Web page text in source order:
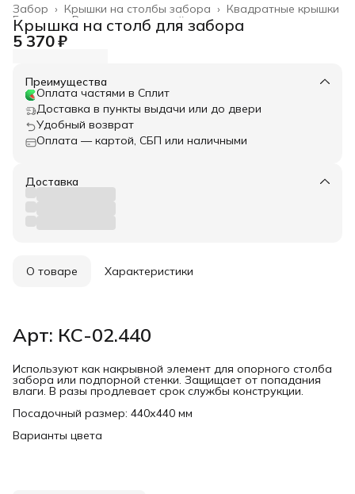
Квадратные крышки
Крышки на столбы забора ›
Забор ›
Весь архитектурный декор ›
Главная ›
Крышка на столб для забора
5 370 ₽
Преимущества
Оплата частями в Сплит
Доставка в пункты выдачи или до двери
Удобный возврат
Оплата — картой, СБП или наличными
Доставка
О товаре Характеристики
Арт: КС-02.440
Используют как накрывной элемент для опорного столба
забора или подпорной стенки. Защищает от попадания
влаги. В разы продлевает срок службы конструкции.
Посадочный размер: 440х440 мм
Варианты цвета